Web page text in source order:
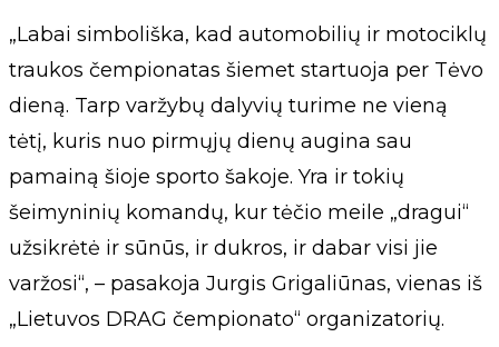
„Labai simboliška, kad automobilių ir motociklų
traukos čempionatas šiemet startuoja per Tėvo
dieną. Tarp varžybų dalyvių turime ne vieną
tėtį, kuris nuo pirmųjų dienų augina sau
pamainą šioje sporto šakoje. Yra ir tokių
šeimyninių komandų, kur tėčio meile „dragui“
užsikrėtė ir sūnūs, ir dukros, ir dabar visi jie
varžosi“, – pasakoja Jurgis Grigaliūnas, vienas iš
„Lietuvos DRAG čempionato“ organizatorių.